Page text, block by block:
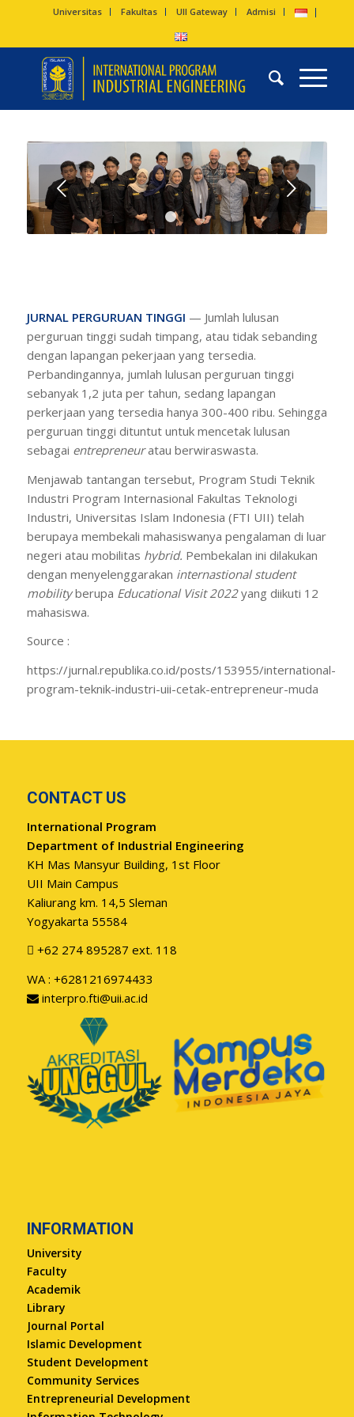
Universitas Fakultas UII Gateway Admisi
Next
1 2
JURNAL PERGURUAN TINGGI — Jumlah lulusan
perguruan tinggi sudah timpang, atau tidak sebanding
dengan lapangan pekerjaan yang tersedia.
Perbandingannya, jumlah lulusan perguruan tinggi
sebanyak 1,2 juta per tahun, sedang lapangan
perkerjaan yang tersedia hanya 300-400 ribu. Sehingga
perguruan tinggi dituntut untuk mencetak lulusan
sebagai entrepreneuratau berwiraswasta.
Menjawab tantangan tersebut, Program Studi Teknik
Industri Program Internasional Fakultas Teknologi
Industri, Universitas Islam Indonesia (FTI UII) telah
berupaya membekali mahasiswanya pengalaman di luar
negeri atau mobilitas hybrid. Pembekalan ini dilakukan
dengan menyelenggarakan internastional student
mobilityberupa Educational Visit 2022yang diikuti 12
mahasiswa.
Source :
https://jurnal.republika.co.id/posts/153955/international-
program-teknik-industri-uii-cetak-entrepreneur-muda
CONTACT US
International Program
Department of Industrial Engineering
KH Mas Mansyur Building, 1st Floor
UII Main Campus
Kaliurang km. 14,5 Sleman
Yogyakarta 55584
+62 274 895287 ext. 118
WA : +6281216974433
interpro.fti@uii.ac.id
INFORMATION
University
Faculty
Academik
Library
Journal Portal
Islamic Development
Student Development
Community Services
Entrepreneurial Development